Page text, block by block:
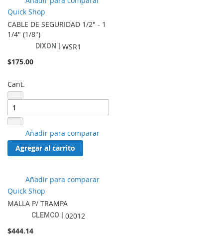
a
de
favoritos
Quick Shop
CABLE DE SEGURIDAD 1/2" - 1
1/4" (1/8")
DIXON
WSR1
$175.00
Cant.
Añadir
a
lista
Añadir para comparar
Agregar al carrito
Añadir
a
de
favoritos
Añadir para comparar
Quick Shop
MALLA P/ TRAMPA
CLEMCO
02012
$444.14